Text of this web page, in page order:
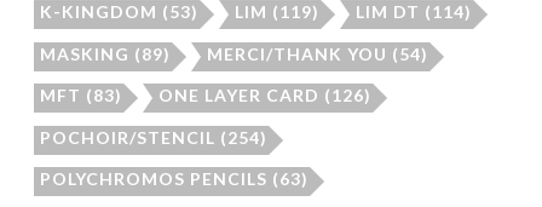
K-KINGDOM (53) LIM (119) LIM DT (114)
MASKING (89) MERCI/THANK YOU (54)
MFT (83) ONE LAYER CARD (126)
POCHOIR/STENCIL (254)
POLYCHROMOS PENCILS (63)